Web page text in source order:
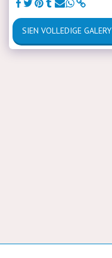
SIEN VOLLEDIGE GALERY